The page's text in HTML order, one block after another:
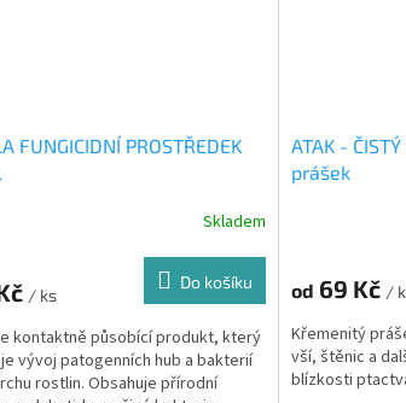
FUNGICIDNÍ PROSTŘEDEK
Skladem
/ ks
Do košíku
kontaktně působící produkt, který
vývoj patogenních hub a bakterií
rostlin. Obsahuje přírodní
ATAK -
prášek
od 69 Kč /
Křemenitý
vší, štěnic a
blízkosti